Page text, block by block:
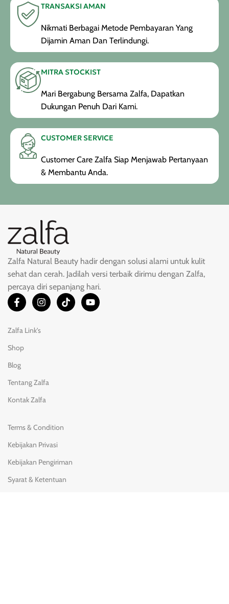
TRANSAKSI AMAN
Nikmati Berbagai Metode Pembayaran Yang
Dijamin Aman Dan Terlindungi.
MITRA STOCKIST
Mari Bergabung Bersama Zalfa, Dapatkan
Dukungan Penuh Dari Kami.
CUSTOMER SERVICE
Customer Care Zalfa Siap Menjawab Pertanyaan
& Membantu Anda.
Zalfa Natural Beauty hadir dengan solusi alami untuk kulit
sehat dan cerah. Jadilah versi terbaik dirimu dengan Zalfa,
percaya diri sepanjang hari.
Zalfa Link's
Shop
Blog
Tentang Zalfa
Kontak Zalfa
Terms & Condition
Kebijakan Privasi
Kebijakan Pengiriman
Syarat & Ketentuan